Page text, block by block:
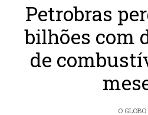
Petrobras
bilhões com
de
O GLOBO